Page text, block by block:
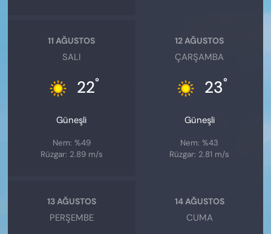
11 AĞUSTOS
SALI
22°
Güneşli
Nem: %49
Rüzgar: 2.89 m/s
12 AĞUSTOS
ÇARŞAMBA
23°
Güneşli
Nem: %43
Rüzgar: 2.81 m/s
13 AĞUSTOS
PERŞEMBE
14 AĞUSTOS
CUMA